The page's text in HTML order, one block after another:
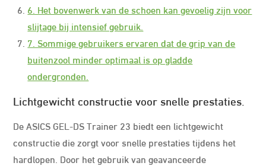
6. Het bovenwerk van de schoen kan gevoelig zijn voor
slijtage bij intensief gebruik.
7. Sommige gebruikers ervaren dat de grip van de
buitenzool minder optimaal is op gladde
ondergronden.
Lichtgewicht constructie voor snelle prestaties.
De ASICS GEL-DS Trainer 23 biedt een lichtgewicht
constructie die zorgt voor snelle prestaties tijdens het
hardlopen. Door het gebruik van geavanceerde